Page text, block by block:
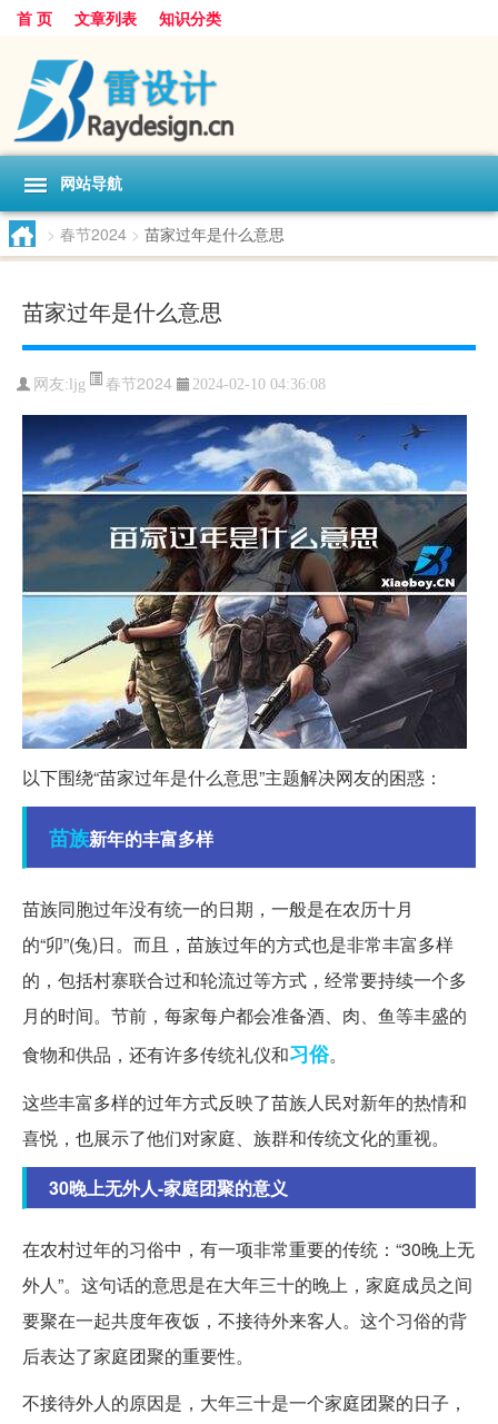
首 页 文章列表 知识分类
网站导航
> 春节2024 > 苗家过年是什么意思
苗家过年是什么意思
网友: ljg 春节2024 2024-02-10 04:36:08
以下围绕“苗家过年是什么意思”主题解决网友的困惑：
苗族新年的丰富多样
苗族同胞过年没有统一的日期，一般是在农历十月
的“卯”(兔)日。而且，苗族过年的方式也是非常丰富多样
的，包括村寨联合过和轮流过等方式，经常要持续一个多
月的时间。节前，每家每户都会准备酒、肉、鱼等丰盛的
食物和供品，还有许多传统礼仪和习俗。
这些丰富多样的过年方式反映了苗族人民对新年的热情和
喜悦，也展示了他们对家庭、族群和传统文化的重视。
30晚上无外人-家庭团聚的意义
在农村过年的习俗中，有一项非常重要的传统：“30晚上无
外人”。这句话的意思是在大年三十的晚上，家庭成员之间
要聚在一起共度年夜饭，不接待外来客人。这个习俗的背
后表达了家庭团聚的重要性。
不接待外人的原因是，大年三十是一个家庭团聚的日子，